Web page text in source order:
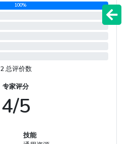
100%
2 总评价数
专家评分
4/5
技能